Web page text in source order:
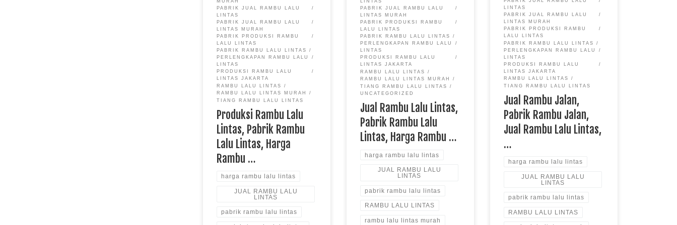
PABRIK JUAL RAMBU LALU
LINTAS
PABRIK JUAL RAMBU LALU
LINTAS MURAH
PABRIK PRODUKSI RAMBU
LALU LINTAS
PABRIK RAMBU LALU LINTAS
PERLENGKAPAN RAMBU LALU
LINTAS
PRODUKSI RAMBU LALU
LINTAS JAKARTA
RAMBU LALU LINTAS
RAMBU LALU LINTAS MURAH
TIANG RAMBU LALU LINTAS
Produksi Rambu Lalu
Lintas, Pabrik Rambu
Lalu Lintas, Harga
Rambu …
harga rambu lalu lintas
JUAL RAMBU LALU
LINTAS
pabrik rambu lalu lintas
PABRIK JUAL RAMBU LALU
LINTAS MURAH
PABRIK PRODUKSI RAMBU
LALU LINTAS
PABRIK RAMBU LALU LINTAS
PERLENGKAPAN RAMBU LALU
LINTAS
PRODUKSI RAMBU LALU
LINTAS JAKARTA
RAMBU LALU LINTAS
RAMBU LALU LINTAS MURAH
TIANG RAMBU LALU LINTAS
UNCATEGORIZED
Jual Rambu Lalu Lintas,
Pabrik Rambu Lalu
Lintas, Harga Rambu …
harga rambu lalu lintas
JUAL RAMBU LALU
LINTAS
pabrik rambu lalu lintas
RAMBU LALU LINTAS
rambu lalu lintas murah
LINTAS
PABRIK JUAL RAMBU LALU
LINTAS MURAH
PABRIK PRODUKSI RAMBU
LALU LINTAS
PABRIK RAMBU LALU LINTAS
PERLENGKAPAN RAMBU LALU
LINTAS
PRODUKSI RAMBU LALU
LINTAS JAKARTA
RAMBU LALU LINTAS
TIANG RAMBU LALU LINTAS
Jual Rambu Jalan,
Pabrik Rambu Jalan,
Jual Rambu Lalu Lintas,
…
harga rambu lalu lintas
JUAL RAMBU LALU
LINTAS
pabrik rambu lalu lintas
RAMBU LALU LINTAS